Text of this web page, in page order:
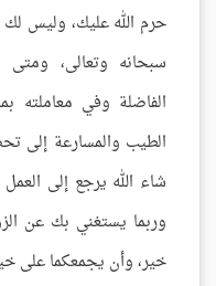
حرم الله عليك، وليس
سبحانه وتعالى،
الفاضلة وفي معاملته
الطيب والمسارعة إلى
شاء الله يرجع إلى
وربما يستغني بك عن
خير، وأن يجمعكما على